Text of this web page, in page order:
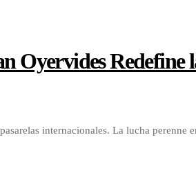
Oyervides Redefine
internacionales. La lucha